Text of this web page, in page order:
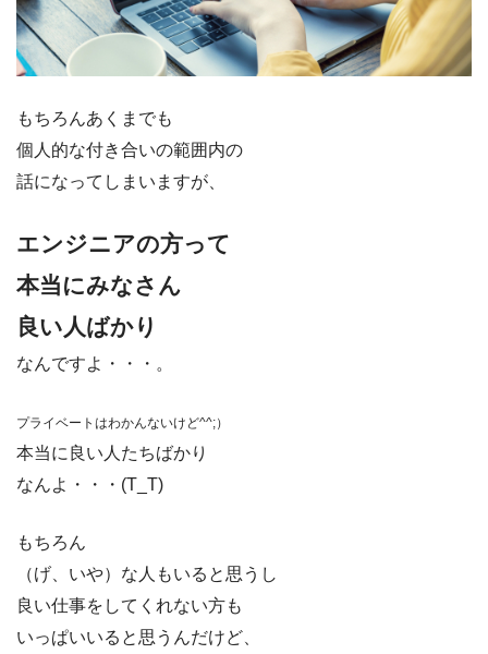
もちろんあくまでも
個人的な付き合いの範囲内の
話になってしまいますが、
エンジニアの方って
本当にみなさん
良い人ばかり
なんですよ・・・。
プライベートはわかんないけど^^;）
本当に良い人たちばかり
なんよ・・・(T_T)
もちろん
（げ、いや）な人もいると思うし
良い仕事をしてくれない方も
いっぱいいると思うんだけど、